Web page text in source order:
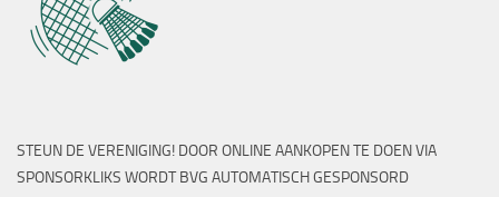
STEUN DE VERENIGING! DOOR ONLINE AANKOPEN TE DOEN VIA
SPONSORKLIKS WORDT BVG AUTOMATISCH GESPONSORD